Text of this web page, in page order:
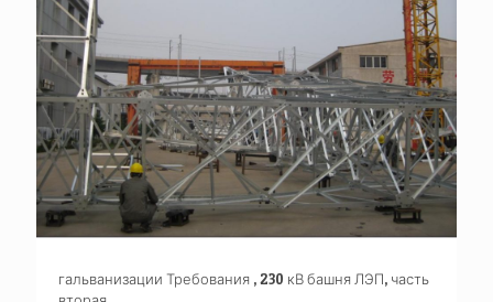
гальванизации Требования , 230 кВ башня ЛЭП, часть